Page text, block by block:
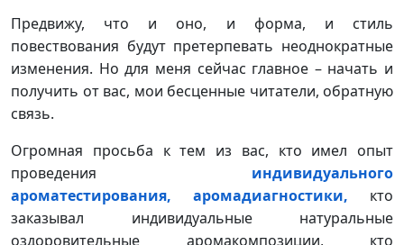
Предвижу, что и оно, и форма, и стиль
повествования будут претерпевать неоднократные
изменения. Но для меня сейчас главное – начать и
получить от вас, мои бесценные читатели, обратную
связь.
Огромная просьба к тем из вас, кто имел опыт
проведения индивидуального
ароматестирования, аромадиагностики, кто
заказывал индивидуальные натуральные
оздоровительные аромакомпозиции, кто